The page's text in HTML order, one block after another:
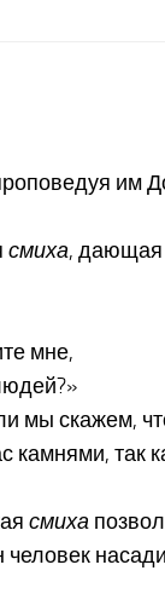
им
смиха, дающая
мне,
скажем,
камнями,
смиха